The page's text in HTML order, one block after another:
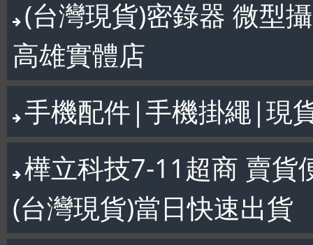
(台灣現貨)密錄器 微型
高雄實體店
手機配件|手機掛繩|現
樺立科技7-11超商 賣貨
(台灣現貨)當日快速出貨